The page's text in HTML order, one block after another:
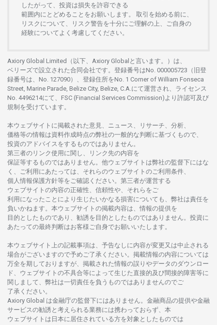
したがって、 投資は損失を許容できる
範囲内にとどめることをお願いします 。 取引を始める前に、
リスクについて、
リスク警告を十分に ご理解の 上、 ご自身の
経験について よく 考慮してください。
Axiory Global Limited（以下、Axiory Globalと言います。）は、
ベリーズで設立さ れた合同会社です。 登録番号はNo. 000005723（旧登
録番号は、No. 127090）、 登録住所をNo. 1 Corner of William Fonseca
Street, Marine Parade, Belize City, Belize, C.A.にて運営さ れ、 ライセンス
No. 4496214にて、FSC (Financial Services Commission)より 許認可及び
規制を受けています。
本ウェブサイトに掲載さ れた意見、ニュース、リサーチ、分析、
価格等の情報は資料作成時点の弊社の一般的な判断に基づくもので、
投資のアドバイスをするものではありません。
第三者の リンク使用に関し、 リンク先の内容を
保証等するものではありません。 他ウェブサイトは弊社の監督下にはな
く、
ご利用に あたっては、 それらのウェブサイトの ご利用条件、
個人情報保護方針等を ご確認ください。 第三者が運営する
ウェブサイトの内容の正確性、信頼性や、それらをご
利用になったことにより 生じたいかなる損害についても、 弊社は責任を
負いかね ます。 本ウェブサイトの掲載内容は、 情報の提供を
目的としたものであり、 勧誘を 目的としたものではありません。 投資に
あたっての最終判断はお客様ご自身でお願いいたします。
本ウェブサイト 上の記載事項は、 予告なしに 内容が変更又は中止さ れる
場合がございますので予めご了承ください。 掲載情報の内容については
万全を期しておりますが、 掲載さ れた情報の誤りやデータのダウンロー
ド、 ウェブサイトの不具合等に よって生じた 直接的及び間接的障害等に
関し まして、 弊社は一切責任を負うものではありませんのでご
了承ください。
Axiory Global は金融庁の監督下にはありません。 金融商品の提供や金融
サービスの勧誘と 考えられる業務には携わっておらず、 本
ウェブサイトは 日本に 居住さ れている方を対象としたものでは